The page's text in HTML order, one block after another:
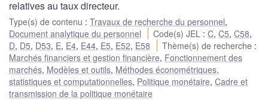
relatives au taux directeur.
Type(s) de contenu : Travaux de recherche du personnel,
Document analytique du personnel
Code(s) JEL :C,C5,C58,
D, D5, D53, E, E4, E44, E5, E52, E58 Thème(s) de recherche :
Marchés financiers et gestion financière, Fonctionnement des
marchés, Modèles et outils, Méthodes économétriques,
statistiques et computationnelles, Politique monétaire, Cadre et
transmission de la politique monétaire